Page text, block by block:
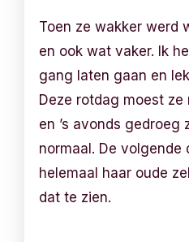
Toen ze wakker werd
en ook wat vaker. Ik
gang laten gaan en
Deze rotdag moest
en ’s avonds gedroeg
normaal. De volgende
helemaal haar oude
dat te zien.